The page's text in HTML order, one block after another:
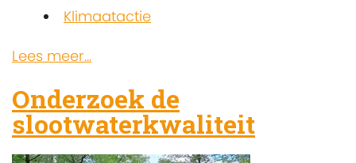
Klimaatactie
Lees meer...
Onderzoek de
slootwaterkwaliteit